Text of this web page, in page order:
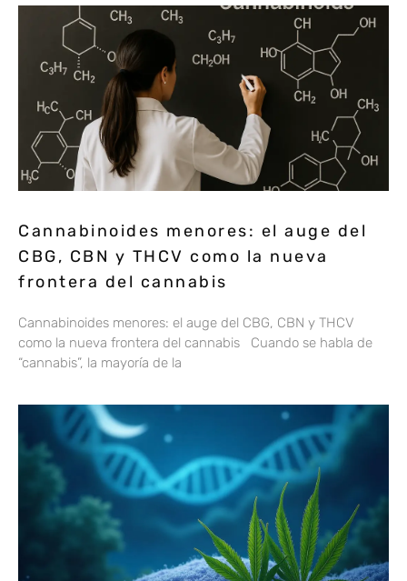
Cannabinoides menores: el auge del
CBG, CBN y THCV como la nueva
frontera del cannabis
Cannabinoides menores: el auge del CBG, CBN y THCV
como la nueva frontera del cannabis Cuando se habla de
“cannabis”, la mayoría de la